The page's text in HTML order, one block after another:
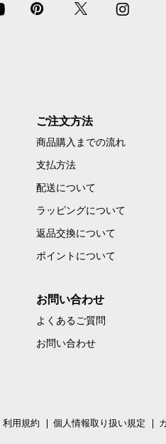
ご注文方法
商品購入までの流れ
支払方法
配送について
ラッピングについて
返品交換について
ポイントについて
お問い合わせ
よくあるご質問
お問い合わせ
利用規約 個人情報取り扱い規定